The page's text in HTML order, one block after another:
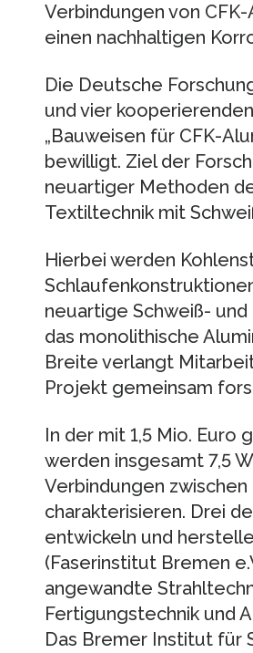
Verbindungen von
einen nachhaltigen
Die Deutsche
und vier
„Bauweisen für CFK-
bewilligt. Ziel der
neuartiger Methoden
Textiltechnik mit
Hierbei werden
neuartige Schweiß-
das monolithische
Breite verlangt
Projekt gemeinsam
In der mit 1,5 Mio. Euro
werden insgesamt 7,5
Verbindungen
charakterisieren. Drei
entwickeln und
(Faserinstitut Bremen
angewandte
Fertigungstechnik und
Das Bremer Institut für